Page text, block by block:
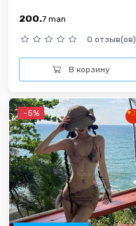
200.7 man
0 отзыв(ов)
В корзину
-5%